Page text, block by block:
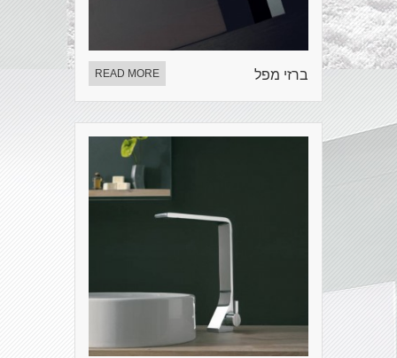
ברזי מפל READ MORE